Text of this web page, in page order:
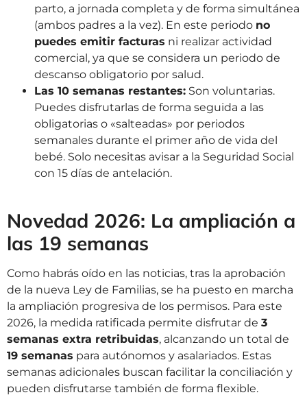
parto, a jornada completa y de forma simultánea
(ambos padres a la vez). En este periodo no
puedes emitir facturas ni realizar actividad
comercial, ya que se considera un periodo de
descanso obligatorio por salud.
Las 10 semanas restantes: Son voluntarias.
Puedes disfrutarlas de forma seguida a las
obligatorias o «salteadas» por periodos
semanales durante el primer año de vida del
bebé. Solo necesitas avisar a la Seguridad Social
con 15 días de antelación.
Novedad 2026: La ampliación a
las 19 semanas
Como habrás oído en las noticias, tras la aprobación
de la nueva Ley de Familias, se ha puesto en marcha
la ampliación progresiva de los permisos. Para este
2026, la medida ratificada permite disfrutar de 3
semanas extra retribuidas, alcanzando un total de
19 semanas para autónomos y asalariados. Estas
semanas adicionales buscan facilitar la conciliación y
pueden disfrutarse también de forma flexible.